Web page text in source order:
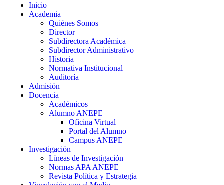
Inicio
Academia
Quiénes Somos
Director
Subdirectora Académica
Subdirector Administrativo
Historia
Normativa Institucional
Auditoría
Admisión
Docencia
Académicos
Alumno ANEPE
Oficina Virtual
Portal del Alumno
Campus ANEPE
Investigación
Líneas de Investigación
Normas APA ANEPE
Revista Política y Estrategia